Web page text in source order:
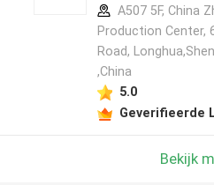
A507 5F, China
Production Center,
Road,
,China
5.0
Geverifieerde
Bekijk